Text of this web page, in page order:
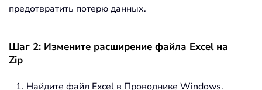
предотвратить потерю данных.
Шаг 2: Измените расширение файла Excel на
Zip
Найдите файл Excel в Проводнике Windows.